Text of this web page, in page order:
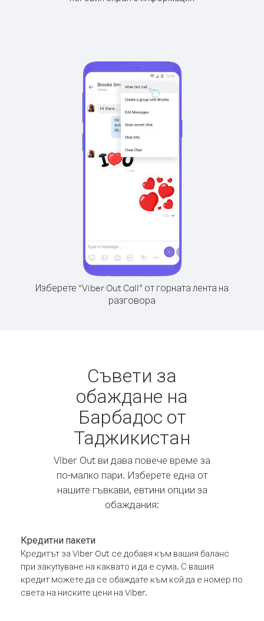
Изберете “Viber Out Call” от горната лента на
разговора
Съвети за
обаждане на
Барбадос от
Таджикистан
Viber Out ви дава повече време за
по-малко пари. Изберете една от
нашите гъвкави, евтини опции за
обаждания:
Кредитни пакети
Кредитът за Viber Out се добавя към вашия баланс
при закупуване на каквато и да е сума. С вашия
кредит можете да се обаждате към кой да е номер по
света на ниските цени на Viber.